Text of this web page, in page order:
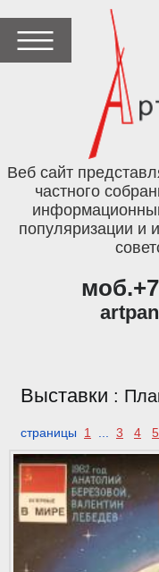
Веб сайт
частного
популяризации и
Выставки :
страницы 1 ... 3 4 5